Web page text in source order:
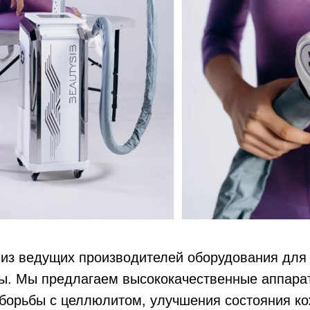
ведущих производителей оборудования
Мы предлагаем высококачественные
с целлюлитом, улучшения состояния